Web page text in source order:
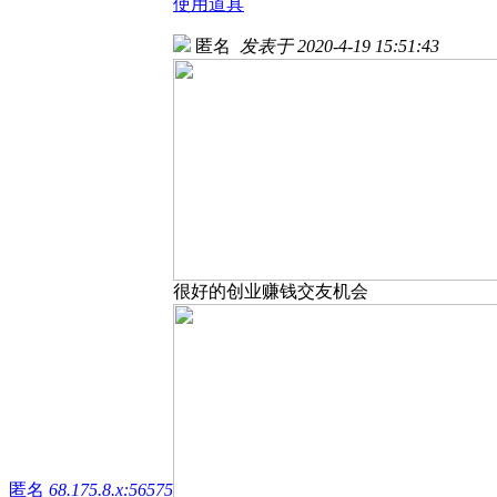
匿名 68.175.8.x:56575
匿名 发表于 2020-4-19 15:51:43
很好的创业赚钱交友机会